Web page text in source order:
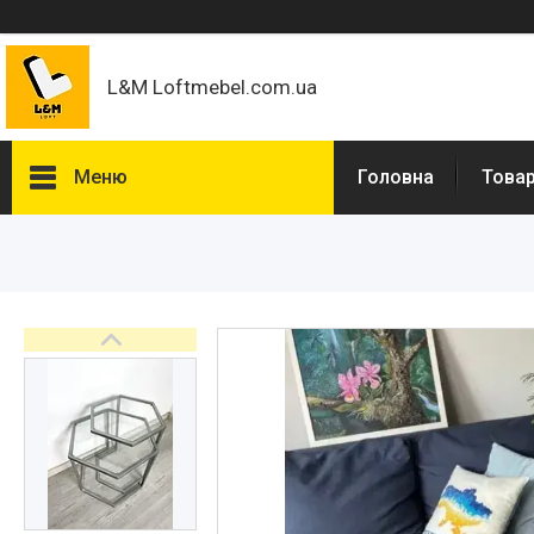
L&M Loftmebel.com.ua
Меню Головна